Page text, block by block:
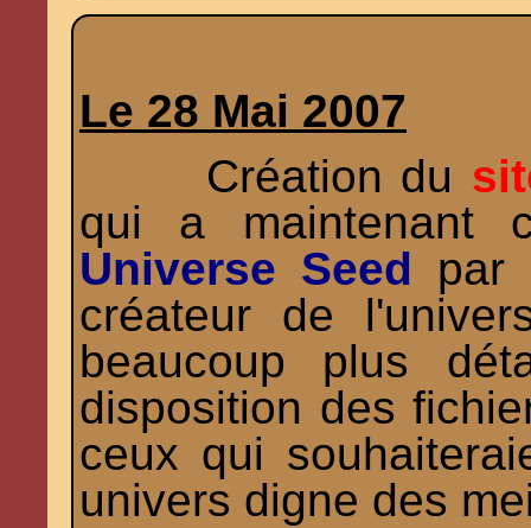
Le 28 Mai 2007
Création du
qui a
Universe Seed par
créateur de
beaucoup plus
disposition des
ceux qui
univers digne des